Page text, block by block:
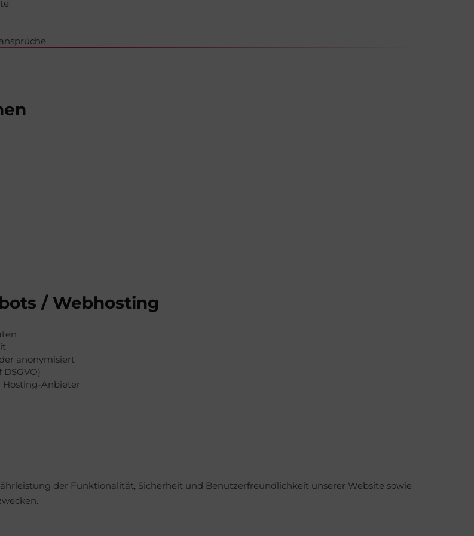
/ Webhosting
anonymisiert
Anbieter
der Funktionalität, Sicherheit und Benutzerfreundlichkeit unserer Website sowie